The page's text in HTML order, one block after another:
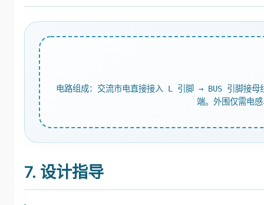
电路组成：交流市电直接接入 L 引脚 → BUS 引脚接
端。外围仅需电
7. 设计指导